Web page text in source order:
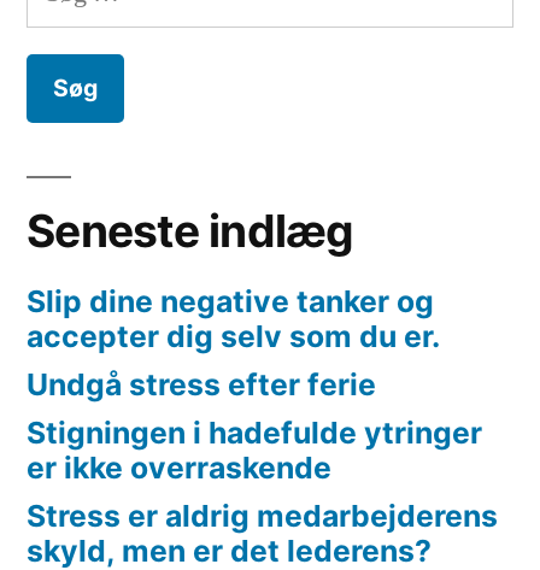
det
skyld,
efter:
Seneste indlæg
Slip dine negative tanker og
accepter dig selv som du er.
Undgå stress efter ferie
Stigningen i hadefulde ytringer
er ikke overraskende
Stress er aldrig medarbejderens
skyld, men er det lederens?